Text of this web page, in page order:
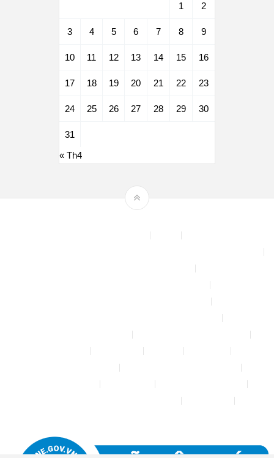
1 2
3 4 5 6 7 8 9
10 11 12 13 14 15 16
17 18 19 20 21 22 23
24 25 26 27 28 29 30
31
« Th4